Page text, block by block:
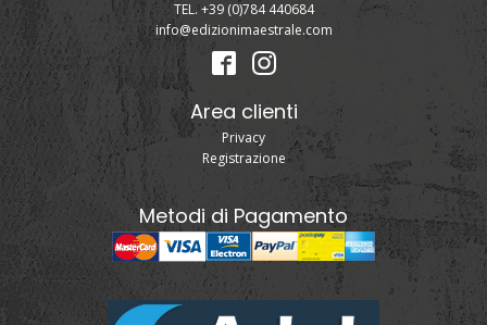
TEL. +39 (0)784 440684
info@edizionimaestrale.com
Area clienti
Privacy
Registrazione
Metodi di Pagamento